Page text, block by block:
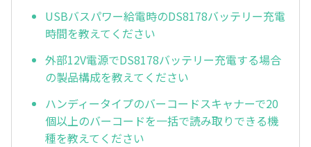
USBバスパワー給電時のDS8178バッテリー充電
時間を教えてください
外部12V電源でDS8178バッテリー充電する場合
の製品構成を教えてください
ハンディータイプのバーコードスキャナーで20
個以上のバーコードを一括で読み取りできる機
種を教えてください